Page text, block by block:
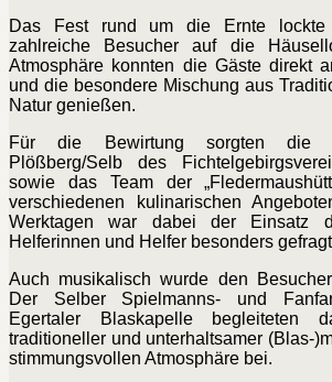
Das Fest rund um die Ernte lockte
zahlreiche Besucher auf die
Atmosphäre konnten die Gäste direkt
und die besondere Mischung aus
Natur genießen.
Für die Bewirtung sorgten die
Plößberg/Selb des
sowie das Team der
verschiedenen kulinarischen
Werktagen war dabei der Einsatz
Helferinnen und Helfer besonders
Auch musikalisch wurde den
Der Selber Spielmanns- und
Egertaler Blaskapelle begleiteten
traditioneller und unterhaltsamer (Blas-
stimmungsvollen Atmosphäre bei.